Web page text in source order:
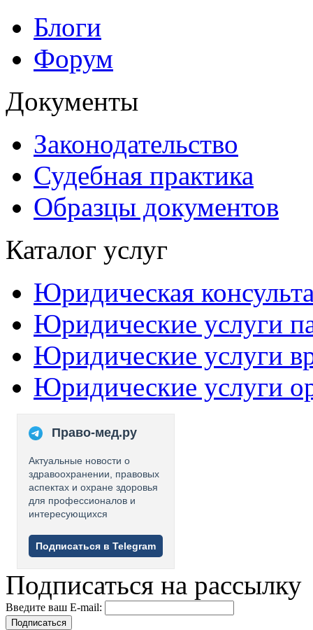
Блоги
Форум
Документы
Законодательство
Судебная практика
Образцы документов
Каталог услуг
Юридическая
Юридические услуги
Юридические услуги
Юридические услуги
Право-мед.ру
Актуальные новости о
здравоохранении, правовых
аспектах и охране здоровья
для профессионалов и
интересующихся
Подписаться в Telegram
Подписаться на рассылку
Введите ваш E-mail:
Подписаться